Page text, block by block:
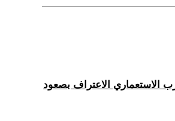
الاستعماري الاعتراف بصعود